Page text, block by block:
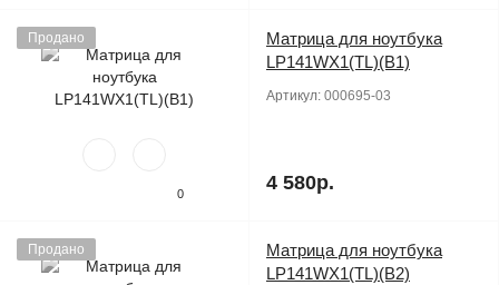
Продано
0
Матрица для ноутбука
LP141WX1(TL)(B1)
Артикул: 000695-03
4 580р.
Продано
Матрица для ноутбука
LP141WX1(TL)(B2)